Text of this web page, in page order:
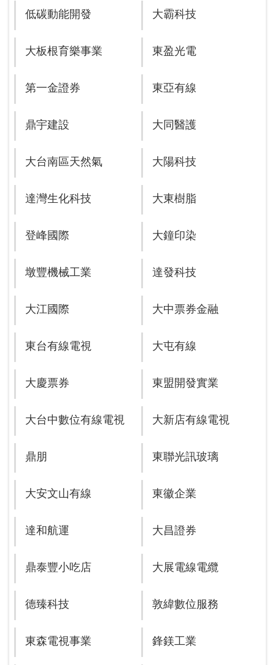
低碳動能開發 大霸科技
大板根育樂事業 東盈光電
第一金證券 東亞有線
鼎宇建設 大同醫護
大台南區天然氣 大陽科技
達灣生化科技 大東樹脂
登峰國際 大鐘印染
墩豐機械工業 達發科技
大江國際 大中票券金融
東台有線電視 大屯有線
大慶票券 東盟開發實業
大台中數位有線電視 大新店有線電視
鼎朋 東聯光訊玻璃
大安文山有線 東徽企業
達和航運 大昌證券
鼎泰豐小吃店 大展電線電纜
德臻科技 敦緯數位服務
東森電視事業 鋒鎂工業